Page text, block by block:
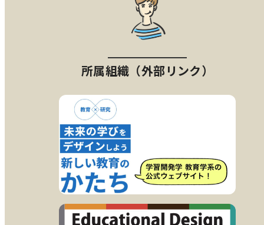
所属組織（外部リンク）